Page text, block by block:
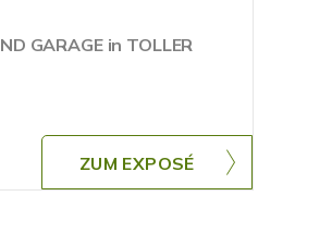
GARAGE in TOLLER
ZUM EXPOSÉ